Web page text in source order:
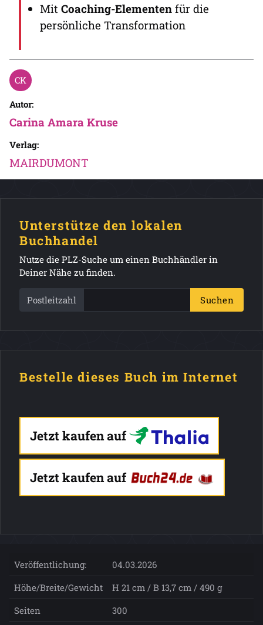
Mit Coaching-Elementen für die
persönliche Transformation
Autor:
Carina Amara Kruse
Verlag:
MAIRDUMONT
Unterstütze den lokalen
Buchhandel
Nutze die PLZ-Suche um einen Buchhändler in
Deiner Nähe zu finden.
Postleitzahl Suchen
Bestelle dieses Buch im Internet
Jetzt kaufen auf
Jetzt kaufen auf
Veröffentlichung:
04.03.2026
Höhe/Breite/Gewicht
H 21 cm / B 13,7 cm / 490 g
Seiten
300